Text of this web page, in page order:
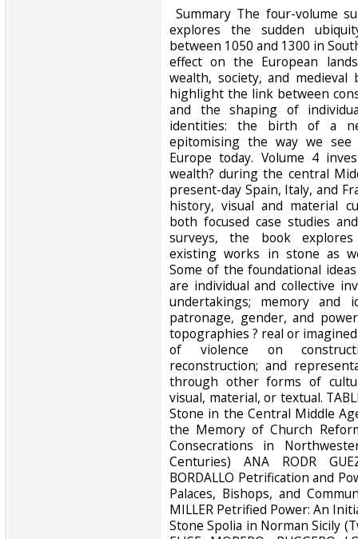
Summary The four-volume
explores the sudden
between 1050 and 1300 in
effect on the European
wealth, society, and
highlight the link between
and the shaping of
identities: the birth of a
epitomising the way we
Europe today. Volume 4
wealth? during the central
present-day Spain, Italy, and
history, visual and material
both focused case studies
surveys, the book
existing works in stone as
Some of the foundational
are individual and collective
undertakings; memory and
patronage, gender, and
topographies ? real or
of violence on
reconstruction; and
through other forms of
visual, material, or textual.
Stone in the Central Middle
the Memory of Church
Consecrations in
Centuries) ANA RODR
BORDALLO Petrification and
Palaces, Bishops, and
MILLER Petrified Power: An
Stone Spolia in Norman Sicily